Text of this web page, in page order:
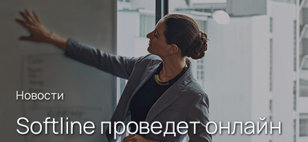
Новости
Softline проведет онлайн